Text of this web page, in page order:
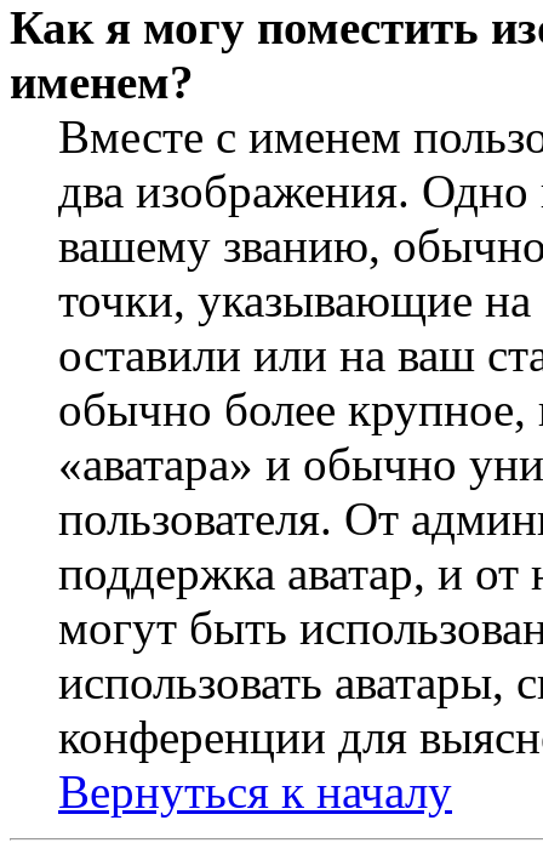
Как я могу поместить
именем?
Вместе с именем
два изображения.
вашему званию, обычно
точки, указывающие
оставили или на ваш
обычно более крупное,
«аватара» и обычно
пользователя. От
поддержка аватар, и от
могут быть
использовать аватары,
конференции для
Вернуться к началу